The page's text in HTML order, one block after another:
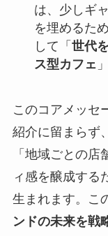
は、少しギ
を埋めるた
して「世代
ス型カフェ
このコアメッセ
紹介に留まらず
「地域ごとの
ィ感を醸成する
生まれます。こ
ンドの未来を戦